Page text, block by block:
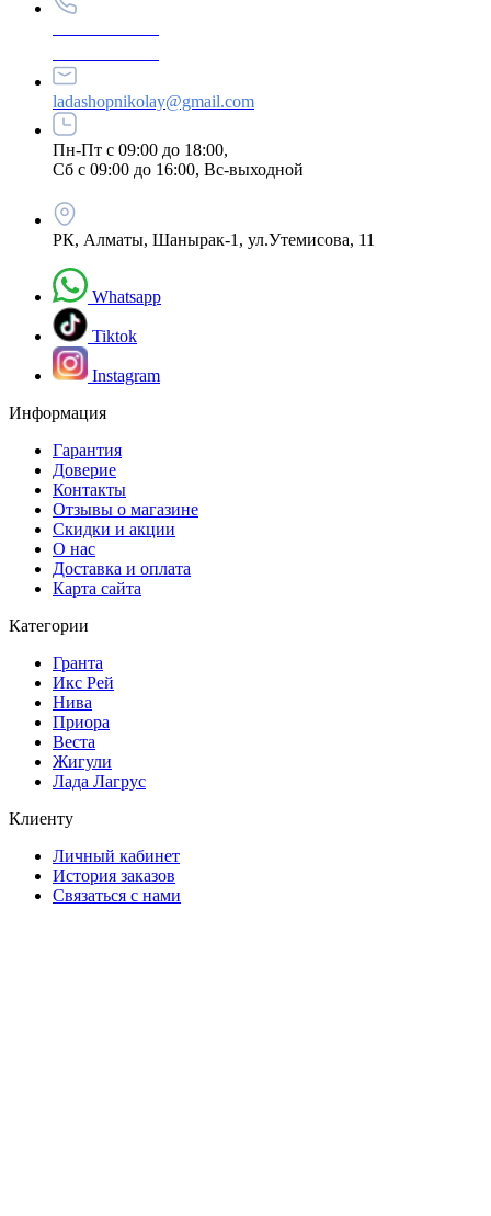
ladashopnikolay@gmail.com
Пн-Пт с 09:00 до 18:00,
Сб с 09:00 до 16:00, Вс-выходной
РК, Алматы, Шанырак-1, ул.Утемисова, 11
Whatsapp
Tiktok
Instagram
Информация
Гарантия
Доверие
Контакты
Отзывы о магазине
Скидки и акции
О нас
Доставка и оплата
Карта сайта
Категории
Гранта
Икс Рей
Нива
Приора
Веста
Жигули
Лада Лагрус
Клиенту
Личный кабинет
История заказов
Связаться с нами